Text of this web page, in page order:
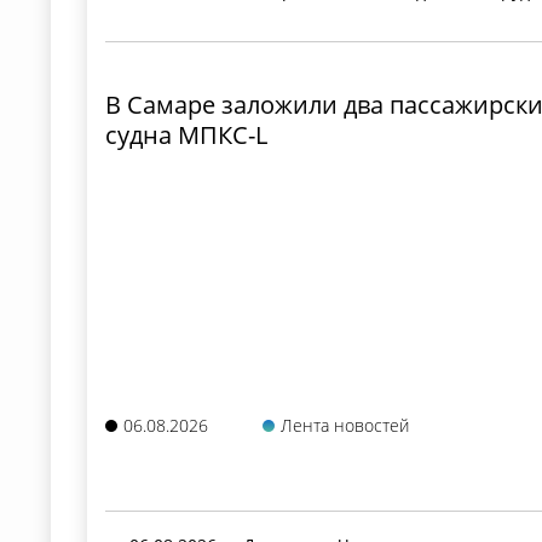
В Самаре заложили два
судна МПКС-L
06.08.2026 Лента новостей